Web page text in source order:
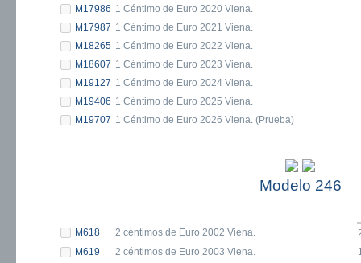
M17986 1 Céntimo de Euro 2020 Viena.
M17987 1 Céntimo de Euro 2021 Viena.
M18265 1 Céntimo de Euro 2022 Viena.
M18607 1 Céntimo de Euro 2023 Viena.
M19127 1 Céntimo de Euro 2024 Viena.
M19406 1 Céntimo de Euro 2025 Viena.
M19707 1 Céntimo de Euro 2026 Viena. (Prueba)
Modelo 246
M618 2 céntimos de Euro 2002 Viena.
M619
2 céntimos de Euro 2003 Viena.